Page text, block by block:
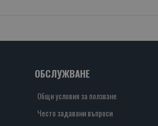
ОБСЛУЖВАНЕ
Общи условия за ползване
Често задавани въпроси